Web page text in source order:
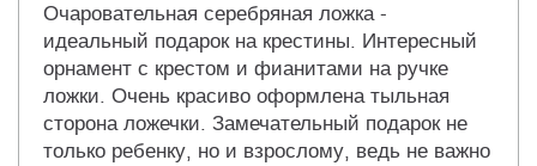
Очаровательная серебряная ложка -
идеальный подарок на крестины. Интересный
орнамент с крестом и фианитами на ручке
ложки. Очень красиво оформлена тыльная
сторона ложечки. Замечательный подарок не
только ребенку, но и взрослому, ведь не важно